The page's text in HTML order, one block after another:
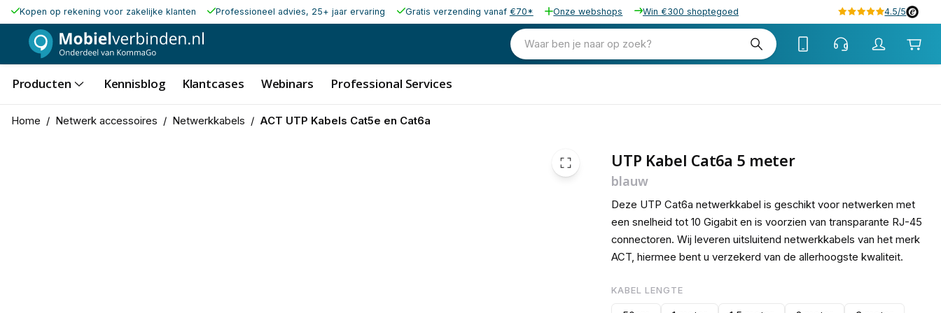
Kopen op rekening voor zakelijke klanten Professioneel advies, 25+ jaar ervaring Gratis verzending vanaf €70* Onze webshops Win €300 shoptegoed 4.5/5
Waar ben je naar op zoek?
Producten Kennisblog Klantcases Webinars Professional Services
Home / Netwerk accessoires / Netwerkkabels / ACT UTP Kabels Cat5e en Cat6a
UTP Kabel Cat6a 5 meter
blauw
Deze UTP Cat6a netwerkkabel is geschikt voor netwerken met
een snelheid tot 10 Gigabit en is voorzien van transparante RJ-45
connectoren. Wij leveren uitsluitend netwerkkabels van het merk
ACT, hiermee bent u verzekerd van de allerhoogste kwaliteit.
KABEL LENGTE
€ 1,15